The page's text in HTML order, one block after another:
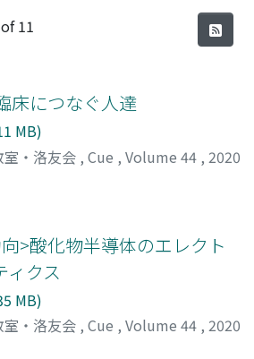
11
床につなぐ人達
MB)
・洛友会 , Cue , Volume 44 , 2020
>酸化物半導体のエレクト
ィクス
MB)
・洛友会 , Cue , Volume 44 , 2020